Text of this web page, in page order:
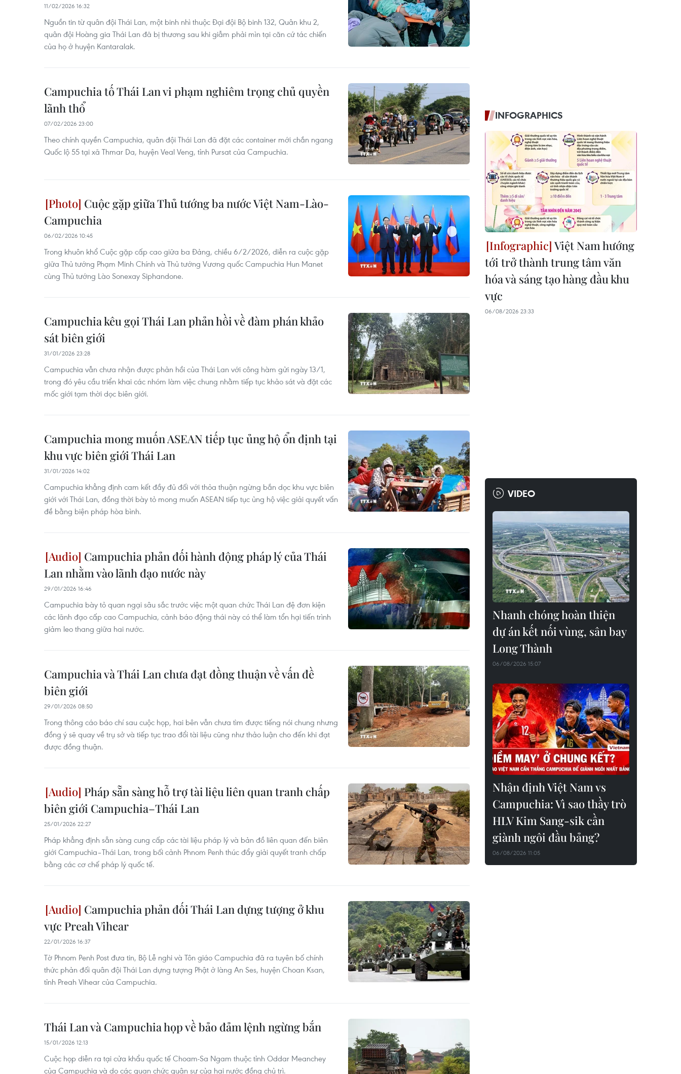
11/02/2026 16:32
Nguồn tin từ quân đội Thái Lan, một binh nhì thuộc Đại đội Bộ binh 132, Quân khu 2,
quân đội Hoàng gia Thái Lan đã bị thương sau khi giẫm phải mìn tại căn cứ tác chiến
của họ ở huyện Kantaralak.
Campuchia tố Thái Lan vi phạm nghiêm trọng chủ quyền
lãnh thổ
07/02/2026 23:00
Theo chính quyền Campuchia, quân đội Thái Lan đã đặt các container mới chắn ngang
Quốc lộ 55 tại xã Thmar Da, huyện Veal Veng, tỉnh Pursat của Campuchia.
Cuộc gặp giữa Thủ tướng ba nước Việt Nam-Lào-
Campuchia
06/02/2026 10:45
Trong khuôn khổ Cuộc gặp cấp cao giữa ba Đảng, chiều 6/2/2026, diễn ra cuộc gặp
giữa Thủ tướng Phạm Minh Chính và Thủ tướng Vương quốc Campuchia Hun Manet
cùng Thủ tướng Lào Sonexay Siphandone.
Campuchia kêu gọi Thái Lan phản hồi về đàm phán khảo
sát biên giới
31/01/2026 23:28
Campuchia vẫn chưa nhận được phản hồi của Thái Lan với công hàm gửi ngày 13/1,
trong đó yêu cầu triển khai các nhóm làm việc chung nhằm tiếp tục khảo sát và đặt các
mốc giới tạm thời dọc biên giới.
Campuchia mong muốn ASEAN tiếp tục ủng hộ ổn định tại
khu vực biên giới Thái Lan
31/01/2026 14:02
Campuchia khẳng định cam kết đầy đủ đối với thỏa thuận ngừng bắn dọc khu vực biên
giới với Thái Lan, đồng thời bày tỏ mong muốn ASEAN tiếp tục ủng hộ việc giải quyết vấn
đề bằng biện pháp hòa bình.
Campuchia phản đối hành động pháp lý của Thái
Lan nhằm vào lãnh đạo nước này
29/01/2026 16:46
Campuchia bày tỏ quan ngại sâu sắc trước việc một quan chức Thái Lan đệ đơn kiện
các lãnh đạo cấp cao Campuchia, cảnh báo động thái này có thể làm tổn hại tiến trình
giảm leo thang giữa hai nước.
Campuchia và Thái Lan chưa đạt đồng thuận về vấn đề
biên giới
29/01/2026 08:50
Trong thông cáo báo chí sau cuộc họp, hai bên vẫn chưa tìm được tiếng nói chung nhưng
đồng ý sẽ quay về trụ sở và tiếp tục trao đổi tài liệu cũng như thảo luận cho đến khi đạt
được đồng thuận.
Pháp sẵn sàng hỗ trợ tài liệu liên quan tranh chấp
biên giới Campuchia–Thái Lan
25/01/2026 22:27
Pháp khẳng định sẵn sàng cung cấp các tài liệu pháp lý và bản đồ liên quan đến biên
giới Campuchia–Thái Lan, trong bối cảnh Phnom Penh thúc đẩy giải quyết tranh chấp
bằng các cơ chế pháp lý quốc tế.
Campuchia phản đối Thái Lan dựng tượng ở khu
vực Preah Vihear
22/01/2026 16:37
Tờ Phnom Penh Post đưa tin, Bộ Lễ nghi và Tôn giáo Campuchia đã ra tuyên bố chính
thức phản đối quân đội Thái Lan dựng tượng Phật ở làng An Ses, huyện Choan Ksan,
tỉnh Preah Vihear của Campuchia.
Thái Lan và Campuchia họp về bảo đảm lệnh ngừng bắn
15/01/2026 12:13
Cuộc họp diễn ra tại cửa khẩu quốc tế Choam-Sa Ngam thuộc tỉnh Oddar Meanchey
của Campuchia và do các quan chức quân sự của hai nước đồng chủ trì.
INFOGRAPHICS
Việt Nam hướng
tới trở thành trung tâm văn
hóa và sáng tạo hàng đầu khu
vực
06/08/2026 23:33
VIDEO
Nhanh chóng hoàn thiện
dự án kết nối vùng, sân bay
Long Thành
06/08/2026 15:07
Nhận định Việt Nam vs
Campuchia: Vì sao thầy trò
HLV Kim Sang-sik cần
giành ngôi đầu bảng?
06/08/2026 11:05